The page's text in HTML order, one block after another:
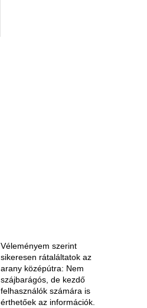
Véleményem szerint
sikeresen rátaláltatok az
arany középútra: Nem
szájbarágós, de kezdő
felhasználók számára is
érthetőek az információk.